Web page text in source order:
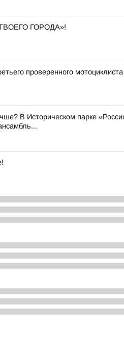
ГОРОДА»!
проверенного мотоциклиста
В Историческом парке